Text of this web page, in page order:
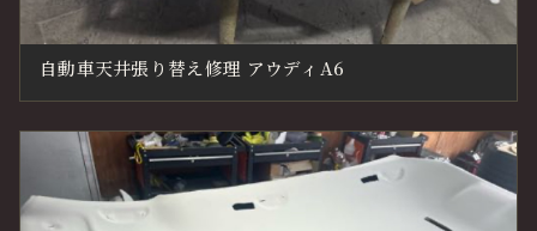
自動車天井張り替え修理 アウディA6